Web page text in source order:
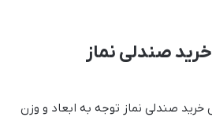
صندلی نماز
صندلی نماز توجه به ابعاد و وزن